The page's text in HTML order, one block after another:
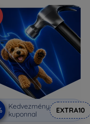
Kedvezmény
kuponnal
EXTRA10